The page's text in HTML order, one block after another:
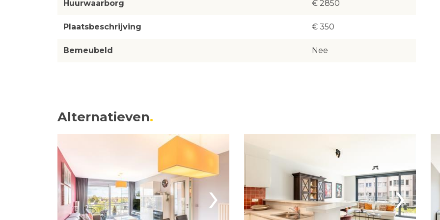
Huurwaarborg € 2850
Plaatsbeschrijving € 350
Bemeubeld Nee
Alternatieven
› ›